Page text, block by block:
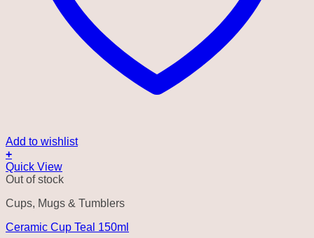
Add to wishlist
+
Quick View
Out of stock
Cups, Mugs & Tumblers
Ceramic Cup Teal 150ml